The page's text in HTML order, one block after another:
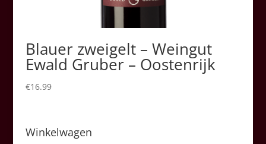
Blauer zweigelt – Weingut
Ewald Gruber – Oostenrijk
€16.99
Winkelwagen